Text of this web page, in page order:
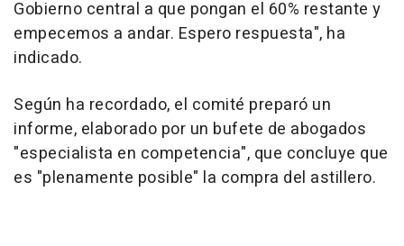
Gobierno central a que pongan el 60% restante y
empecemos a andar. Espero respuesta", ha
indicado.
Según ha recordado, el comité preparó un
informe, elaborado por un bufete de abogados
"especialista en competencia", que concluye que
es "plenamente posible" la compra del astillero.